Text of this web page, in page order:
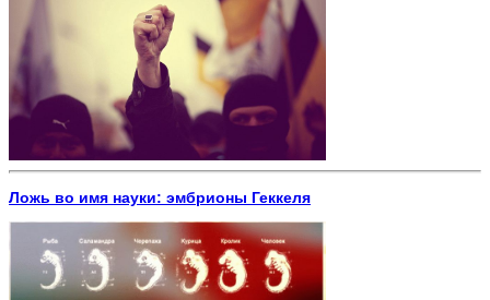
Ложь во имя науки: эмбрионы Геккеля